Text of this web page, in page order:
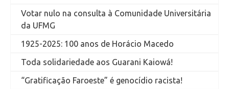
Votar nulo na consulta à Comunidade Universitária
da UFMG
1925-2025: 100 anos de Horácio Macedo
Toda solidariedade aos Guarani Kaiowá!
“Gratificação Faroeste” é genocídio racista!